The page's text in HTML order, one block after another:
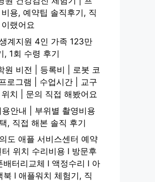
용, 예약팁 솔직후기, 직
랬어요
계지원 4인 가족 123만
, 1회 수령 후기
원 비전 | 등록비 | 로봇 코
로그램 | 수업시간 | 교구
위치 | 문의 직접 해봤어요
안내 | 부위별 촬영비용
, 직접 해본 솔직 후기
도 애플 서비스센터 예약
위치 수리비용 l 방문후
배터리교체 l 액정수리 l 아
북 l 애플워치 체험기, 직